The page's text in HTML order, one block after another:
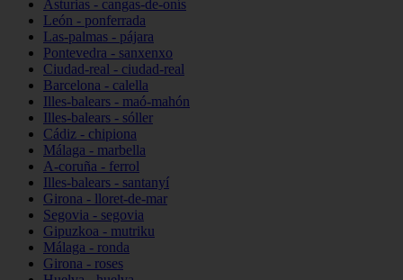
Asturias - cangas-de-onís
León - ponferrada
Las-palmas - pájara
Pontevedra - sanxenxo
Ciudad-real - ciudad-real
Barcelona - calella
Illes-balears - maó-mahón
Illes-balears - sóller
Cádiz - chipiona
Málaga - marbella
A-coruña - ferrol
Illes-balears - santanyí
Girona - lloret-de-mar
Segovia - segovia
Gipuzkoa - mutriku
Málaga - ronda
Girona - roses